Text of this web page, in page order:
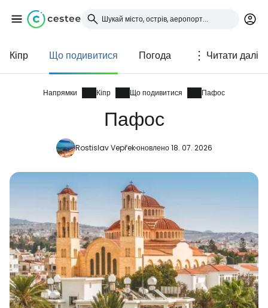
Кіпр Що подивитися Погода Читати далі
Напрямки Кіпр Що подивитися Пафос
Пафос
Rostislav Vepřekоновлено 18. 07. 2026
Увійдіть до Cestee
... світова туристична спільнота
Продовжуйте з Google
Продовжуйте у Facebook
Продовжити з email